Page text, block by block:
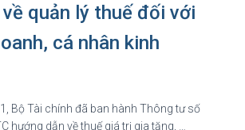
quản lý thuế đối với
cá nhân kinh
Bộ Tài chính đã ban hành Thông tư số
hướng dẫn về thuế giá trị gia tăng, …